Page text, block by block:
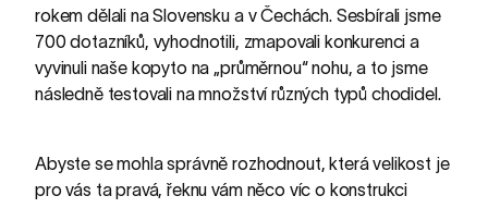
rokem dělali na Slovensku a v Čechách. Sesbírali jsme
700 dotazníků, vyhodnotili, zmapovali konkurenci a
vyvinuli naše kopyto na „průměrnou“ nohu, a to jsme
následně testovali na množství různých typů chodidel.
Abyste se mohla správně rozhodnout, která velikost je
pro vás ta pravá, řeknu vám něco víc o konstrukci